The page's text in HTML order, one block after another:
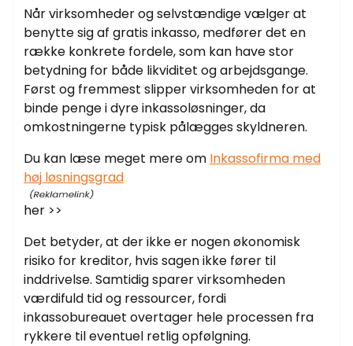
Når virksomheder og selvstændige vælger at
benytte sig af gratis inkasso, medfører det en
række konkrete fordele, som kan have stor
betydning for både likviditet og arbejdsgange.
Først og fremmest slipper virksomheden for at
binde penge i dyre inkassoløsninger, da
omkostningerne typisk pålægges skyldneren.
Du kan læse meget mere om Inkassofirma med
høj løsningsgrad
her >>
Det betyder, at der ikke er nogen økonomisk
risiko for kreditor, hvis sagen ikke fører til
inddrivelse. Samtidig sparer virksomheden
værdifuld tid og ressourcer, fordi
inkassobureauet overtager hele processen fra
rykkere til eventuel retlig opfølgning.